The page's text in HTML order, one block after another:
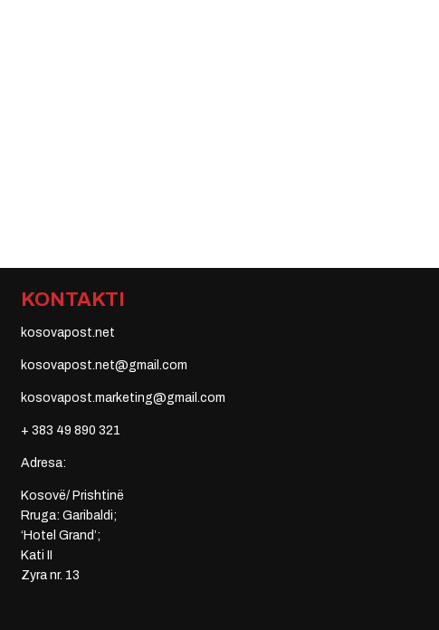
KONTAKTI
kosovapost.net
kosovapost.net@gmail.com
kosovapost.marketing@gmail.com
+ 383 49 890 321
Adresa:
Kosovë/ Prishtinë
Rruga: Garibaldi;
‘Hotel Grand’;
Kati II
Zyra nr. 13